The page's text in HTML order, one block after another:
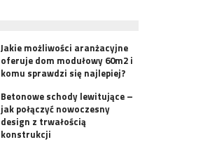
Jakie możliwości aranżacyjne
oferuje dom modułowy 60m2 i
komu sprawdzi się najlepiej?
Betonowe schody lewitujące –
jak połączyć nowoczesny
design z trwałością
konstrukcji